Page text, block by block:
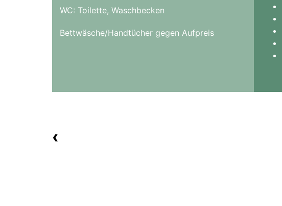
WC: Toilette, Waschbecken
Bettwäsche/Handtücher gegen Aufpreis